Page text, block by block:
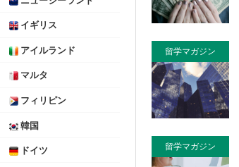
イギリス
アイルランド
マルタ
フィリピン
韓国
ドイツ
留学マガジン
留学マガジン